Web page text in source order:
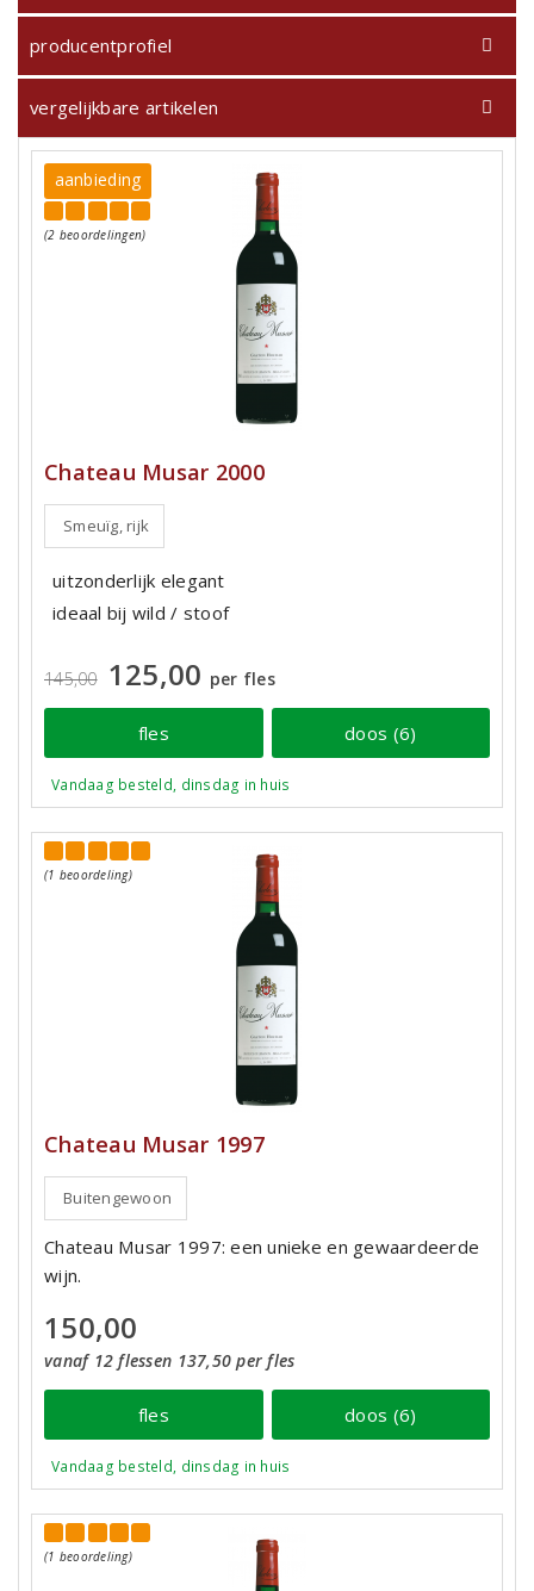
producentprofiel
vergelijkbare artikelen
aanbieding
(2 beoordelingen)
Chateau Musar 2000
Smeuïg, rijk
uitzonderlijk elegant
ideaal bij wild / stoof
145,00 125,00 per fles
fles doos (6)
Vandaag besteld, dinsdag in huis
(1 beoordeling)
Chateau Musar 1997
Buitengewoon
Chateau Musar 1997: een unieke en gewaardeerde
wijn.
150,00
vanaf 12 flessen 137,50 per fles
fles doos (6)
Vandaag besteld, dinsdag in huis
(1 beoordeling)